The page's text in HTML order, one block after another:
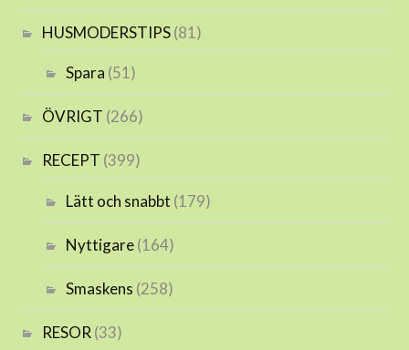
HUSMODERSTIPS(81)
Spara (51)
ÖVRIGT (266)
RECEPT (399)
Lätt och snabbt (179)
Nyttigare(164)
Smaskens (258)
RESOR (33)